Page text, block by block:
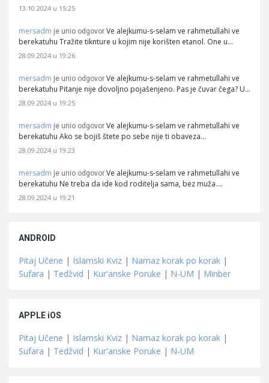
13.10.2024 u 15:25
mersadm je unio odgovor Ve alejkumu-s-selam ve rahmetullahi ve
berekatuhu Tražite tiknture u kojim nije korišten etanol. One u…
28.09.2024 u 19:26
mersadm je unio odgovor Ve alejkumu-s-selam ve rahmetullahi ve
berekatuhu Pitanje nije dovoljno pojašenjeno. Pas je čuvar čega? U…
28.09.2024 u 19:25
mersadm je unio odgovor Ve alejkumu-s-selam ve rahmetullahi ve
berekatuhu Ako se bojiš štete po sebe nije ti obaveza…
28.09.2024 u 19:23
mersadm je unio odgovor Ve alejkumu-s-selam ve rahmetullahi ve
berekatuhu Ne treba da ide kod roditelja sama, bez muža.…
28.09.2024 u 19:21
ANDROID
Pitaj Učene | Islamski Kviz | Namaz korak po korak |
Sufara | Tedžvid | Kur'anske Poruke | N-UM | Minber
APPLE iOS
Pitaj Učene | Islamski Kviz | Namaz korak po korak |
Sufara | Tedžvid | Kur'anske Poruke | N-UM